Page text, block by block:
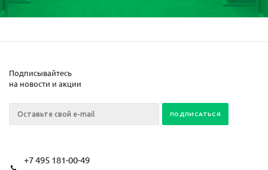
Подписывайтесь
на новости и акции
+7 495 181-00-49